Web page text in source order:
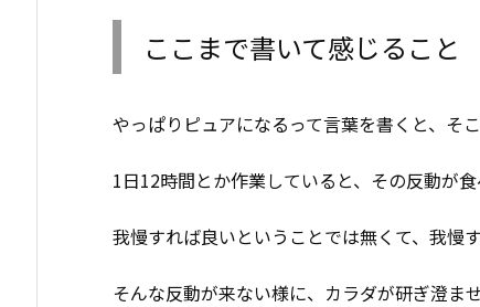
ここまで書いて感じること
やっぱりピュアになるって言葉を書くと、そ
1日12時間とか作業していると、その反動が
我慢すれば良いということでは無くて、我慢
そんな反動が来ない様に、カラダが研ぎ澄ま